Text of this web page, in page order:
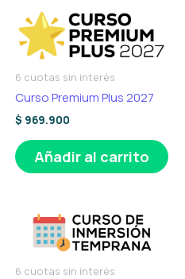
6 cuotas sin interés
Curso Premium Plus 2027
$ 969.900
Añadir al carrito
6 cuotas sin interés